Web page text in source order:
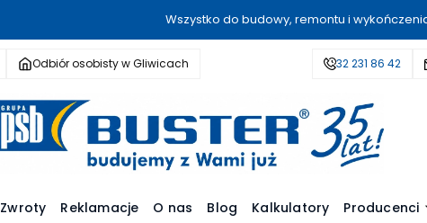
Wszystko do budowy, remontu i
Odbiór osobisty w Gliwicach 32 231 86 42
Zwroty Reklamacje O nas Blog Kalkulatory Producenci